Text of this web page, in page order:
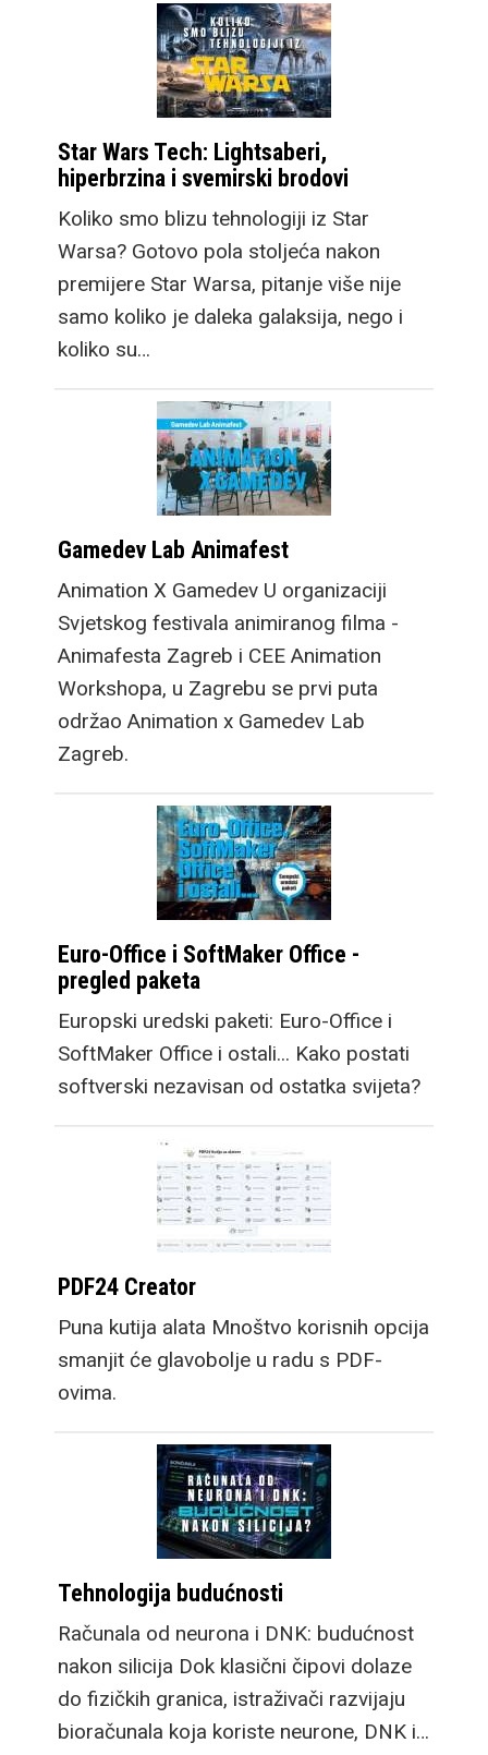
Star Wars Tech: Lightsaberi,
hiperbrzina i svemirski brodovi
Koliko smo blizu tehnologiji iz Star
Warsa? Gotovo pola stoljeća nakon
premijere Star Warsa, pitanje više nije
samo koliko je daleka galaksija, nego i
koliko su…
Gamedev Lab Animafest
Animation X Gamedev U organizaciji
Svjetskog festivala animiranog filma -
Animafesta Zagreb i CEE Animation
Workshopa, u Zagrebu se prvi puta
održao Animation x Gamedev Lab
Zagreb.
Euro-Office i SoftMaker Office -
pregled paketa
Europski uredski paketi: Euro-Office i
SoftMaker Office i ostali... Kako postati
softverski nezavisan od ostatka svijeta?
PDF24 Creator
Puna kutija alata Mnoštvo korisnih opcija
smanjit će glavobolje u radu s PDF-
ovima.
Tehnologija budućnosti
Računala od neurona i DNK: budućnost
nakon silicija Dok klasični čipovi dolaze
do fizičkih granica, istraživači razvijaju
bioračunala koja koriste neurone, DNK i…